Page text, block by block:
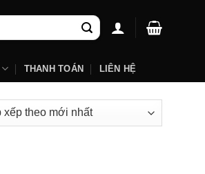
THANH TOÁN LIÊN HỆ